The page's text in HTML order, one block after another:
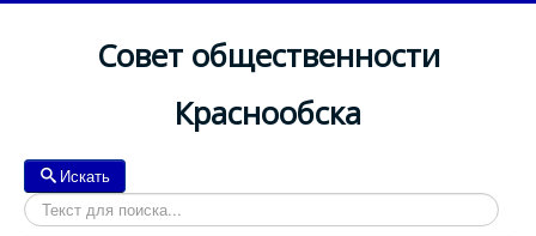
Совет общественности
Краснообска
Искать